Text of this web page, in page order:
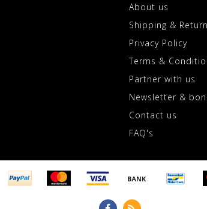
About us
Shipping &
Privacy Policy
Terms &
Partner with us
Newsletter &
Contact us
FAQ's